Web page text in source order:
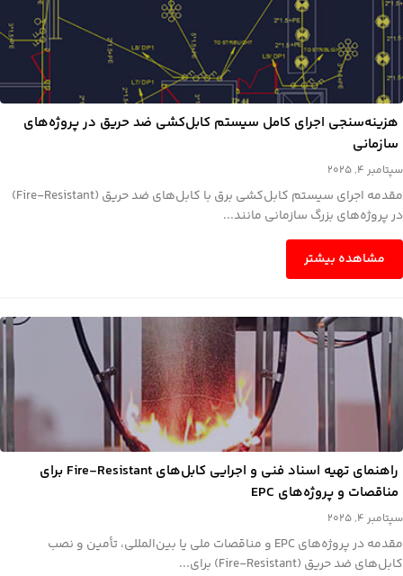
هزینه‌سنجی اجرای کامل سیستم کابل‌کشی ضد حریق در پروژه‌های
سازمانی
سپتامبر 4, 2025
مقدمه اجرای سیستم کابل‌کشی برق با کابل‌های ضد حریق (Fire-Resistant)
در پروژه‌های بزرگ سازمانی مانند...
مشاهده بیشتر
راهنمای تهیه اسناد فنی و اجرایی کابل‌های Fire-Resistant برای
مناقصات و پروژه‌های EPC
سپتامبر 4, 2025
مقدمه در پروژه‌های EPC و مناقصات ملی یا بین‌المللی، تأمین و نصب
کابل‌های ضد حریق (Fire-Resistant) برای...